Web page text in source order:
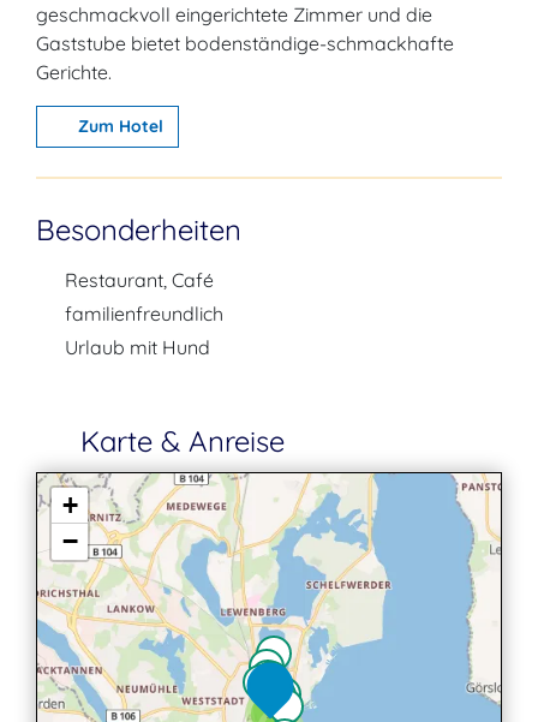
geschmackvoll eingerichtete Zimmer und die
Gaststube bietet bodenständige-schmackhafte
Gerichte.
Zum Hotel
Besonderheiten
Restaurant, Café
familienfreundlich
Urlaub mit Hund
Karte & Anreise
22
+
−